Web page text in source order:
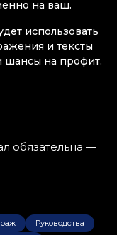
на ваш.
использовать
и тексты
шансы на профит.
обязательна —
Руководства